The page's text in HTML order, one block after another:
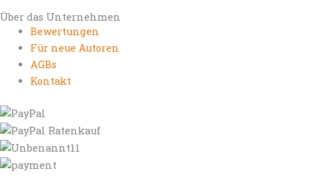
Über das Unternehmen
Bewertungen
Für neue Autoren
AGBs
Kontakt